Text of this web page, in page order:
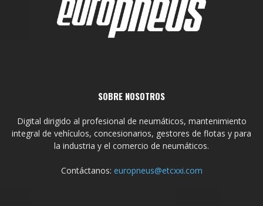
SOBRE NOSOTROS
Digital dirigido al profesional de neumáticos, mantenimiento
integral de vehículos, concesionarios, gestores de flotas y para
la industria y el comercio de neumáticos.
Contáctanos: europneus@etcxxi.com